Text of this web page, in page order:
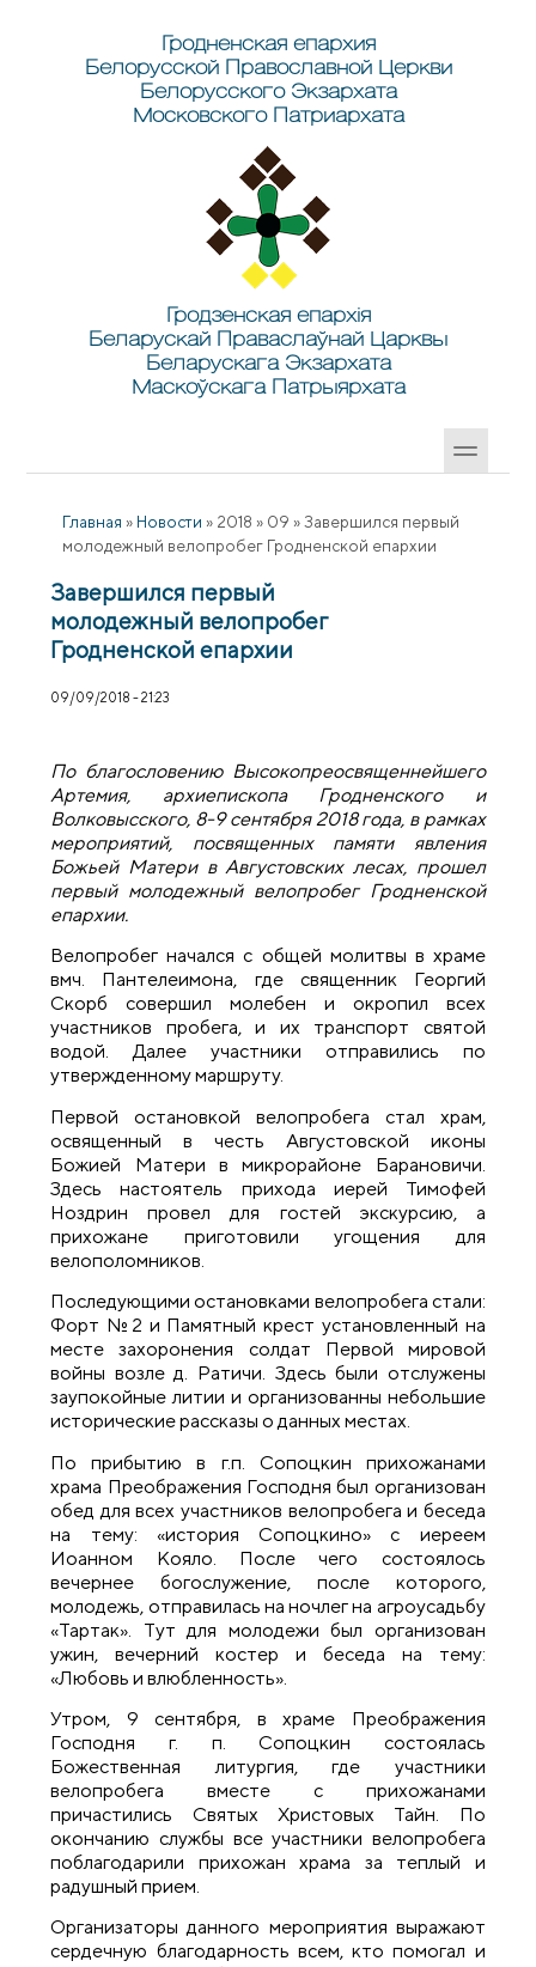
Гродненская епархия
Белорусской Православной Церкви
Белорусского Экзархата
Московского Патриархата
Гродзенская епархія
Беларускай Праваслаўнай Царквы
Беларускага Экзархата
Маскоўскага Патрыярхата
Главная » Новости » 2018 » 09 » Завершился первый
молодежный велопробег Гродненской епархии
Завершился первый
молодежный велопробег
Гродненской епархии
09/09/2018 - 21:23
По благословению Высокопреосвященнейшего
Артемия, архиепископа Гродненского и
Волковысского, 8-9 сентября 2018 года, в рамках
мероприятий, посвященных памяти явления
Божьей Матери в Августовских лесах, прошел
первый молодежный велопробег Гродненской
епархии.
Велопробег начался с общей молитвы в храме
вмч. Пантелеимона, где священник Георгий
Скорб совершил молебен и окропил всех
участников пробега, и их транспорт святой
водой. Далее участники отправились по
утвержденному маршруту.
Первой остановкой велопробега стал храм,
освященный в честь Августовской иконы
Божией Матери в микрорайоне Барановичи.
Здесь настоятель прихода иерей Тимофей
Ноздрин провел для гостей экскурсию, а
прихожане приготовили угощения для
велополомников.
Последующими остановками велопробега стали:
Форт №2 и Памятный крест установленный на
месте захоронения солдат Первой мировой
войны возле д. Ратичи. Здесь были отслужены
заупокойные литии и организованны небольшие
исторические рассказы о данных местах.
По прибытию в г.п. Сопоцкин прихожанами
храма Преображения Господня был организован
обед для всех участников велопробега и беседа
на тему: «история Сопоцкино» с иереем
Иоанном Кояло. После чего состоялось
вечернее богослужение, после которого,
молодежь, отправилась на ночлег на агроусадьбу
«Тартак». Тут для молодежи был организован
ужин, вечерний костер и беседа на тему:
«Любовь и влюбленность».
Утром, 9 сентября, в храме Преображения
Господня г. п. Сопоцкин состоялась
Божественная литургия, где участники
велопробега вместе с прихожанами
причастились Святых Христовых Тайн. По
окончанию службы все участники велопробега
поблагодарили прихожан храма за теплый и
радушный прием.
Организаторы данного мероприятия выражают
сердечную благодарность всем, кто помогал и